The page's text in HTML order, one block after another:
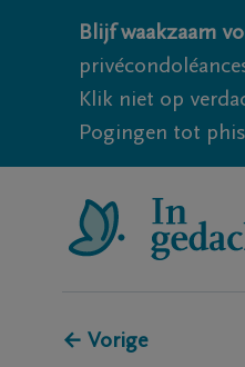
Blijf waakzaam
Klik niet op
Pogingen tot
← Vorige